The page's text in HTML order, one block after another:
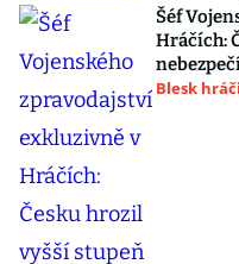
Šéf
Hráčích:
Blesk hráči